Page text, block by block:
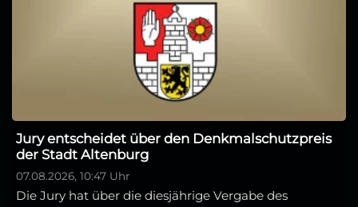
Jury entscheidet über den Denkmalschutzpreis
der Stadt Altenburg
07.08.2026, 10:47 Uhr
Die Jury hat über die diesjährige Vergabe des